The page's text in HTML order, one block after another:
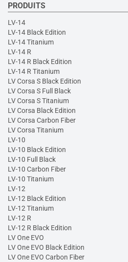
PRODUITS
LV-14
LV-14 Black Edition
LV-14 Titanium
LV-14 R
LV-14 R Black Edition
LV-14 R Titanium
LV Corsa S Black Edition
LV Corsa S Full Black
LV Corsa S Titanium
LV Corsa Black Edition
LV Corsa Carbon Fiber
LV Corsa Titanium
LV-10
LV-10 Black Edition
LV-10 Full Black
LV-10 Carbon Fiber
LV-10 Titanium
LV-12
LV-12 Black Edition
LV-12 Titanium
LV-12 R
LV-12 R Black Edition
LV One EVO
LV One EVO Black Edition
LV One EVO Carbon Fiber